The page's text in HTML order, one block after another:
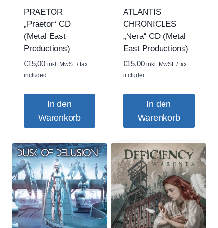
auf
der
Produktseite
gewählt
werden
PRAETOR
„Praetor“ CD
(Metal East
Productions)
€15,00 inkl. MwSt. / tax
included
In den
Warenkorb
ATLANTIS
CHRONICLES
„Nera“ CD (Metal
East Productions)
€15,00 inkl. MwSt. / tax
included
In den
Warenkorb